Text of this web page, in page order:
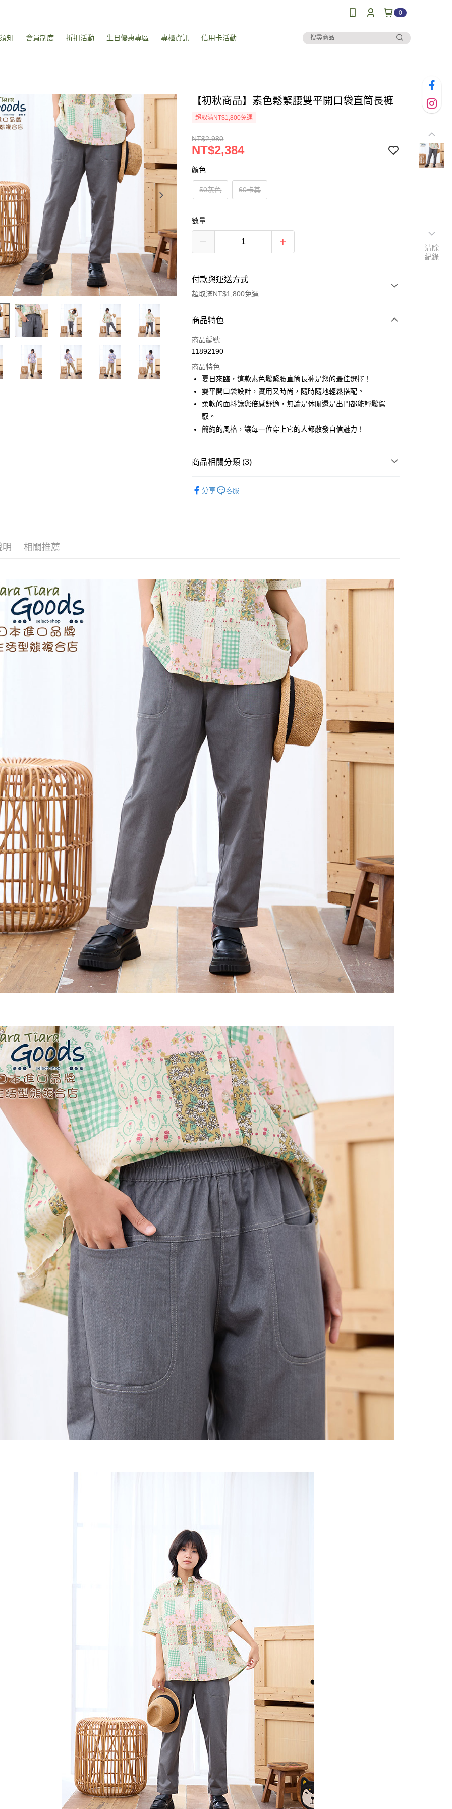
0
知 會員制度 折扣活動 生日優惠專區 專櫃資訊 信用卡活動
【初秋商品】素色鬆緊腰雙平開口袋直筒長褲
超取滿NT$1,800免運
NT$2,980
NT$2,384
顏色
50灰色 60卡其
數量
付款與運送方式
超取滿NT$1,800免運
付款方式
信用卡一次付款
LINE Pay
Apple Pay
悠遊付
Google Pay
【關於「AFTEE先享後付」】
２．訂單成立數日內，您將收到繳費通知簡訊。
３．收到繳費通知簡訊後14天內，點擊此簡訊中的連結，可透過四大超商
／ATM／網路銀行／等多元方式進行付款，方視為交易完成。
※ 請注意：結帳手續完成當下不需立刻繳費，但若您需要取消訂單，請聯
絡購買商品的店家。未經商家同意取消之訂單仍視為有效，需透過AFTEE
先享後付繳納相關費用。
※ 交易是否成功請以「AFTEE先享後付 」之結帳頁面顯示為準，若有關於
是否繳費成功／繳費後需取消欲退款等相關疑問，請聯繫「AFTEE先享後
付客戶支援中心」https://netprotections.freshdesk.com/support/home
【注意事項】
１．透過由恩沛科技股份有限公司提供之「AFTEE先享後付」服務完成之
交易，需依本服務之必要範圍內提供個人資料，並將交易相關給付款項請
求債權轉讓予恩沛科技股份有限公司。
２．關於個人資料處理事宜，請瀏覽以下網址：
https://aftee.tw/terms/#terms3
３．未成年的使用者請事先徵得法定代理人或監護人之同意方可使用
「AFTEE先享後付」，若未經同意申辦者引起之損失，本公司不負相關責
任。
４．使用「AFTEE先享後付」時，將依據個別帳號之用戶狀況，依本公司
即時審查核予不同之上限額度；若仍有額度不足之情形，本公司將視審查
結果請求用戶進行身份認證。
５．嚴禁一人註冊多個帳號或使用他人資訊註冊。若發現惡意使用之情
形，恩沛科技股份有限公司將有權停止該用戶之使用額度並採取法律行
付款後全家取貨
每筆NT$60，滿NT$1,800(含以上)免運費
7-11取貨付款
每筆NT$60，滿NT$2,000(含以上)免運費
付款後7-11取貨
每筆NT$60，滿NT$2,000(含以上)免運費
黑貓宅急便(包裹尺寸60cm以下)
每筆NT$100，滿NT$2,000(含以上)免運費
黑貓宅急便(包裹尺寸90cm以下)
每筆NT$140，滿NT$2,000(含以上)免運費
商品特色
商品編號
11892190
商品特色
夏日來臨，這款素色鬆緊腰直筒長褲是您的最佳選擇！
雙平開口袋設計，實用又時尚，隨時隨地輕鬆搭配。
柔軟的面料讓您倍感舒適，無論是休閒還是出門都能輕鬆駕
馭。
簡約的風格，讓每一位穿上它的人都散發自信魅力！
商品相關分類 (3)
分享 客服
明 相關推薦
清除
紀錄